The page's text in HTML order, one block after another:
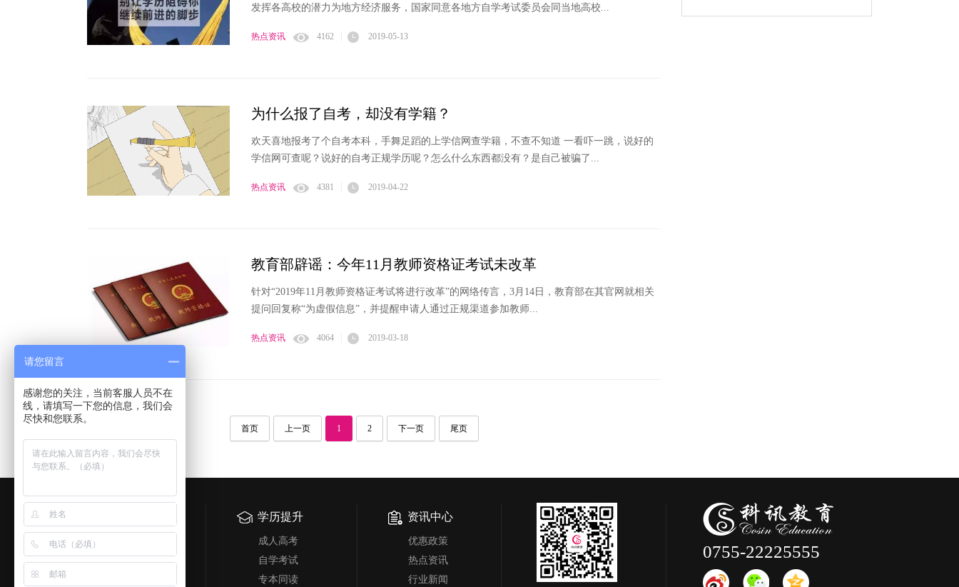
发挥各高校的潜力为地方经济服务，国家同意各地方自学考试委员会同当地高校...
热点资讯 4162 2019-05-13
为什么报了自考，却没有学籍？
欢天喜地报考了个自考本科，手舞足蹈的上学信网查学籍，不查不知道 一看吓一跳，说好的
学信网可查呢？说好的自考正规学历呢？怎么什么东西都没有？是自己被骗了...
热点资讯 4381 2019-04-22
教育部辟谣：今年11月教师资格证考试未改革
针对“2019年11月教师资格证考试将进行改革”的网络传言，3月14日，教育部在其官网就相关
提问回复称“为虚假信息”，并提醒申请人通过正规渠道参加教师...
热点资讯 4064 2019-03-18
首页 上一页 1 2 下一页 尾页
科讯优势
学历提升
成人高考
自学考试
专本同读
资讯中心
优惠政策
热点资讯
行业新闻
0755-22225555
请您留言
感谢您的关注，当前客服人员不在
线，请填写一下您的信息，我们会
尽快和您联系。